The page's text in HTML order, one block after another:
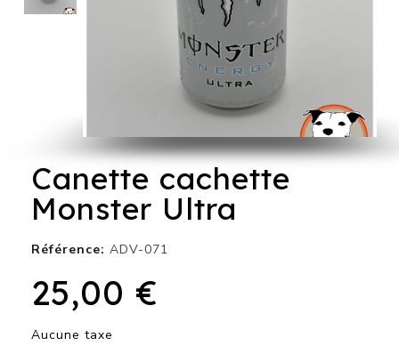
Canette cachette
Monster Ultra
Référence ADV-071
25,00 €
Aucune taxe